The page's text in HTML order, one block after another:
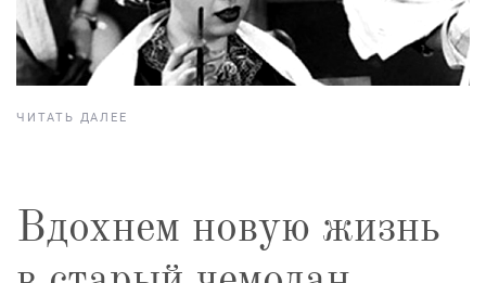
ЧИТАТЬ ДАЛЕЕ
Вдохнем новую жизнь